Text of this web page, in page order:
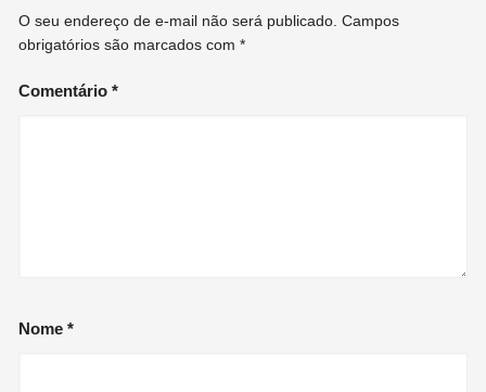
O seu endereço de e-mail não será publicado. Campos
obrigatórios são marcados com*
Comentário*
Nome*